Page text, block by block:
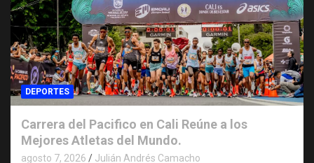
DEPORTES
Carrera del Pacifico en Cali Reúne a los
Mejores Atletas del Mundo.
agosto 7, 2026 Julián Andrés Camacho